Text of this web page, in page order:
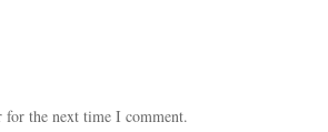
for the next time I comment.